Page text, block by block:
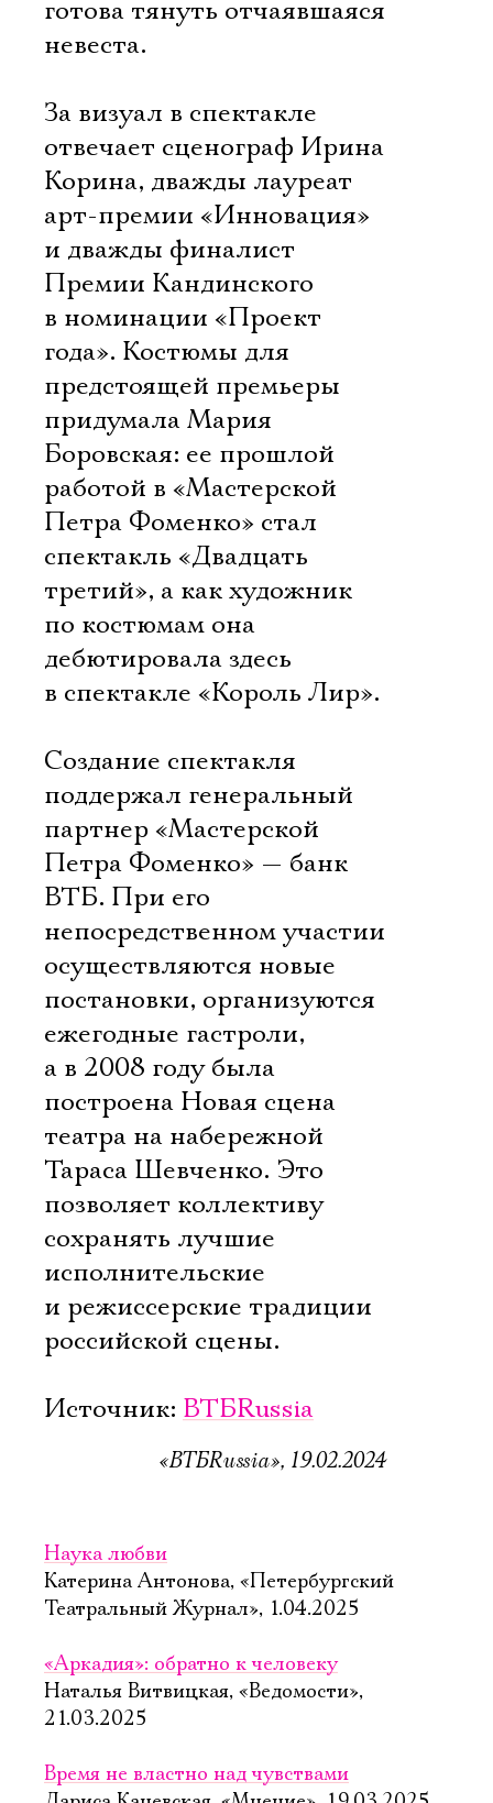
готова тянуть отчаявшаяся
невеста.
За визуал в спектакле
отвечает сценограф Ирина
Корина, дважды лауреат
арт-премии «Инновация»
и дважды финалист
Премии Кандинского
в номинации «Проект
года». Костюмы для
предстоящей премьеры
придумала Мария
Боровская: ее прошлой
работой в «Мастерской
Петра Фоменко» стал
спектакль «Двадцать
третий», а как художник
по костюмам она
дебютировала здесь
в спектакле «Король Лир».
Создание спектакля
поддержал генеральный
партнер «Мастерской
Петра Фоменко» — банк
ВТБ. При его
непосредственном участии
осуществляются новые
постановки, организуются
ежегодные гастроли,
а в 2008 году была
построена Новая сцена
театра на набережной
Тараса Шевченко. Это
позволяет коллективу
сохранять лучшие
исполнительские
и режиссерские традиции
российской сцены.
Источник: ВТБRussia
«ВТБRussia», 19.02.2024
Наука любви
Катерина Антонова, «Петербургский
Театральный Журнал», 1.04.2025
«Аркадия»: обратно к человеку
Наталья Витвицкая, «Ведомости»,
21.03.2025
Время не властно над чувствами
Ознакомиться